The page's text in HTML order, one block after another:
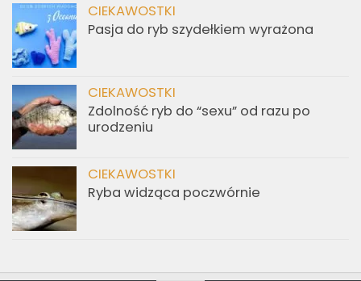
CIEKAWOSTKI
Pasja do ryb szydełkiem wyrażona
CIEKAWOSTKI
Zdolność ryb do “sexu” od razu po
urodzeniu
CIEKAWOSTKI
Ryba widząca poczwórnie